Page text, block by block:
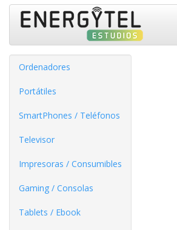
Ordenadores
Portátiles
SmartPhones / Teléfonos
Televisor
Impresoras / Consumibles
Gaming / Consolas
Tablets / Ebook